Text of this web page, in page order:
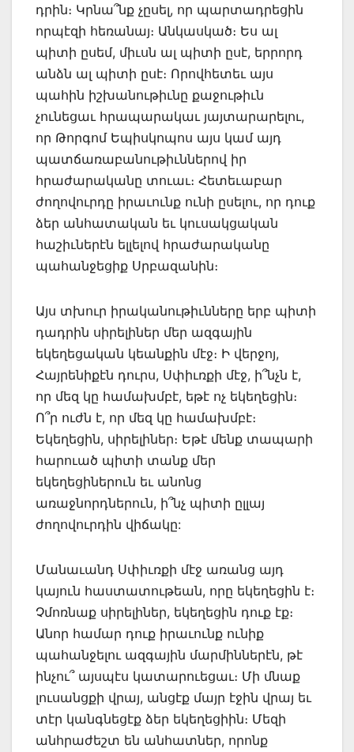
դրին։ Կրնա՞նք չըսել, որ պարտադրեցին
որպէզի հեռանայ։ Անկասկած։ Ես ալ
պիտի ըսեմ, միւսն ալ պիտի ըսէ, երրորդ
անձն ալ պիտի ըսէ։ Որովհետեւ այս
պահին իշխանութիւնը քաջութիւն
չունեցաւ հրապարակաւ յայտարարելու,
որ Թորգոմ Եպիսկոպոս այս կամ այդ
պատճառաբանութիւններով իր
հրաժարականը տուաւ։ Հետեւաբար
ժողովուրդը իրաւունք ունի ըսելու, որ դուք
ձեր անհատական եւ կուսակցական
հաշիւներէն ելլելով հրաժարականը
պահանջեցիք Սրբազանին։
Այս տխուր իրականութիւնները երբ պիտի
դադրին սիրելիներ մեր ազգային
եկեղեցական կեանքին մէջ։ Ի վերջոյ,
Հայրենիքէն դուրս, Սփիւռքի մէջ, ի՞նչն է,
որ մեզ կը համախմբէ, եթէ ոչ եկեղեցին։
Ո՞ր ուժն է, որ մեզ կը համախմբէ։
Եկեղեցին, սիրելիներ։ Եթէ մենք տապարի
հարուած պիտի տանք մեր
եկեղեցիներուն եւ անոնց
առաջնորդներուն, ի՞նչ պիտի ըլլայ
ժողովուրդին վիճակը:
Մանաւանդ Սփիւռքի մէջ առանց այդ
կայուն հաստատութեան, որը եկեղեցին է։
Չմոռնաք սիրելիներ, եկեղեցին դուք էք։
Անոր համար դուք իրաւունք ունիք
պահանջելու ազգային մարմիններէն, թէ
ինչու՞ այսպէս կատարուեցաւ։ Մի մնաք
լուսանցքի վրայ, անցէք մայր էջին վրայ եւ
տէր կանգնեցէք ձեր եկեղեցիին։ Մեզի
անհրաժեշտ են անհատներ, որոնք